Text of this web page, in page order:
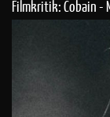
Filmkritik: Cobain -